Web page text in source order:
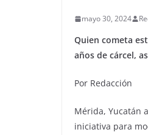
mayo 30, 2024
Quien cometa
años de cárcel,
Por Redacción
Mérida, Yucatán
iniciativa para